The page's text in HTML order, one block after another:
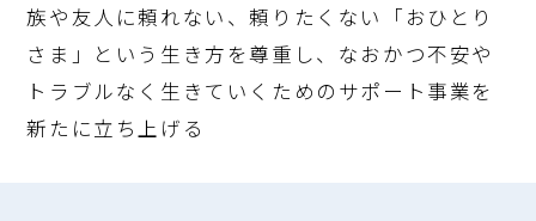
族や友人に頼れない、頼りたくない「おひとり
さま」という生き方を尊重し、なおかつ不安や
トラブルなく生きていくためのサポート事業を
新たに立ち上げる